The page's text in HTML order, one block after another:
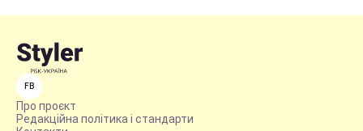
FB
Про проєкт
Редакційна політика і стандарти